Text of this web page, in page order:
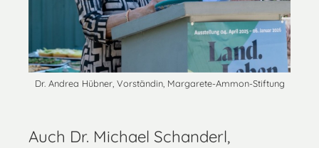
Dr. Andrea Hübner, Vorständin, Margarete-Ammon-Stiftung
Auch Dr. Michael Schanderl,